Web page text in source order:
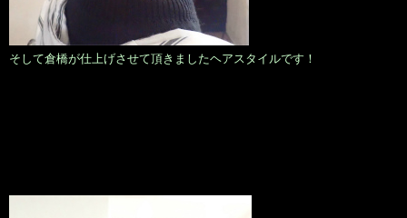
そして倉橋が仕上げさせて頂きましたヘアスタイルです！